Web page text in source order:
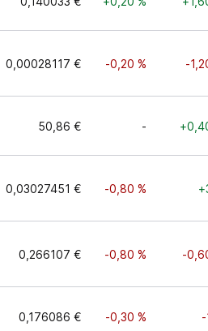
0,00028117 € -0,20 % -
50,86 € -
0,03027451 € -0,80 %
0,266107 € -0,80 % -
0,176086 € -0,30 % -